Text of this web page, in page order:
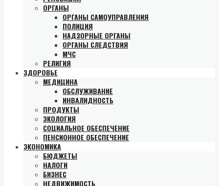
ОРГАНЫ
ОРГАНЫ САМОУПРАВЛЕНИЯ
ПОЛИЦИЯ
НАДЗОРНЫЕ ОРГАНЫ
ОРГАНЫ СЛЕДСТВИЯ
МЧС
РЕЛИГИЯ
ЗДОРОВЬЕ
МЕДИЦИНА
ОБСЛУЖИВАНИЕ
ИНВАЛИДНОСТЬ
ПРОДУКТЫ
ЭКОЛОГИЯ
СОЦИАЛЬНОЕ ОБЕСПЕЧЕНИЕ
ПЕНСИОННОЕ ОБЕСПЕЧЕНИЕ
ЭКОНОМИКА
БЮДЖЕТЫ
НАЛОГИ
БИЗНЕС
НЕДВИЖИМОСТЬ